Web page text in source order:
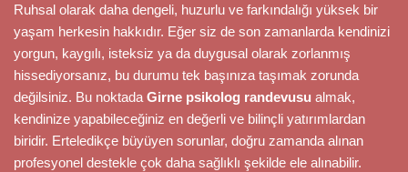
Ruhsal olarak daha dengeli, huzurlu ve farkındalığı yüksek bir
yaşam herkesin hakkıdır. Eğer siz de son zamanlarda kendinizi
yorgun, kaygılı, isteksiz ya da duygusal olarak zorlanmış
hissediyorsanız, bu durumu tek başınıza taşımak zorunda
değilsiniz. Bu noktada Girne psikolog randevusu almak,
kendinize yapabileceğiniz en değerli ve bilinçli yatırımlardan
biridir. Erteledikçe büyüyen sorunlar, doğru zamanda alınan
profesyonel destekle çok daha sağlıklı şekilde ele alınabilir.